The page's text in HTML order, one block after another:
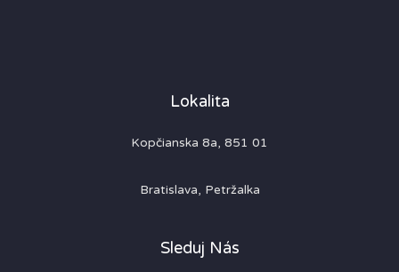
Lokalita
Kopčianska 8a, 851 01
Bratislava, Petržalka
Sleduj Nás